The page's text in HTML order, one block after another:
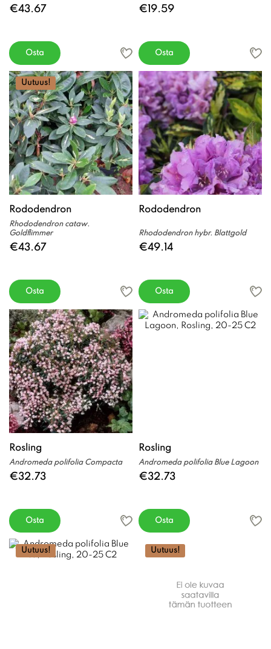
€43.67
Osta
€19.59
Osta
Uutuus!
Rododendron
Rhododendron cataw.
Goldflimmer
€43.67
Osta
Rododendron
Rhododendron hybr. Blattgold
€49.14
Osta
Rosling
Andromeda polifolia Compacta
€32.73
Osta
Rosling
Andromeda polifolia Blue Lagoon
€32.73
Osta
Uutuus! Uutuus!